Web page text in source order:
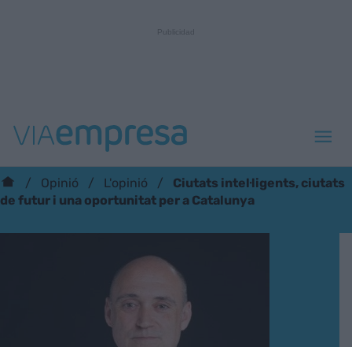
Opinió L'opinió
Ciutats intel·ligents, ciutats
de futur i una oportunitat per a Catalunya